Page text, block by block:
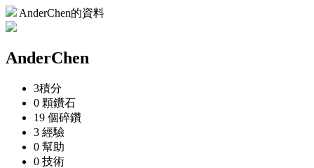
AnderChen的資料
AnderChen
3積分
0 顆鑽石
19 個碎鑽
3 經驗
0 幫助
0 技術